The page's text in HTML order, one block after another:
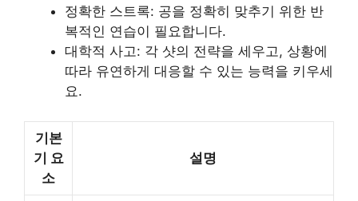
정확한 스트록: 공을 정확히 맞추기 위한 반
복적인 연습이 필요합니다.
대학적 사고: 각 샷의 전략을 세우고, 상황에
따라 유연하게 대응할 수 있는 능력을 키우세
요.
기본
기 요
소
설명